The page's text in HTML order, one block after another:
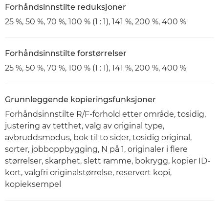
Forhåndsinnstilte reduksjoner
25 %, 50 %, 70 %, 100 % (1 : 1), 141 %, 200 %, 400 %
Forhåndsinnstilte forstørrelser
25 %, 50 %, 70 %, 100 % (1 : 1), 141 %, 200 %, 400 %
Grunnleggende kopieringsfunksjoner
Forhåndsinnstilte R/F-forhold etter område, tosidig,
justering av tetthet, valg av original type,
avbruddsmodus, bok til to sider, tosidig original,
sorter, jobboppbygging, N på 1, originaler i flere
størrelser, skarphet, slett ramme, bokrygg, kopier ID-
kort, valgfri originalstørrelse, reservert kopi,
kopieksempel